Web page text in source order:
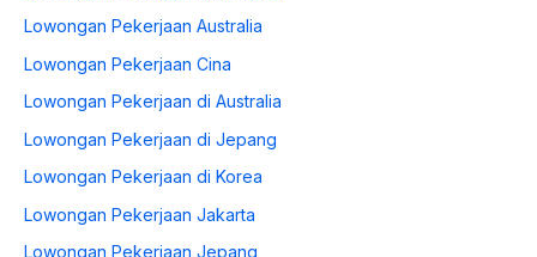
Lowongan Pekerjaan Australia
Lowongan Pekerjaan Cina
Lowongan Pekerjaan di Australia
Lowongan Pekerjaan di Jepang
Lowongan Pekerjaan di Korea
Lowongan Pekerjaan Jakarta
Lowongan Pekerjaan Jepang